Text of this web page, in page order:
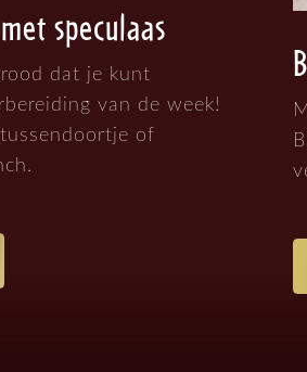
speculaas
dat je kunt
van de week!
of